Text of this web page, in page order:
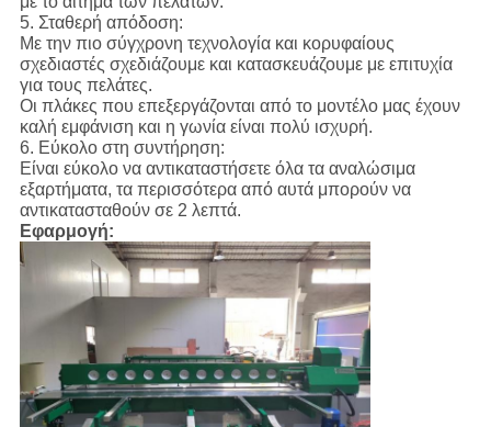
5. Σταθερή απόδοση:
Με την πιο σύγχρονη τεχνολογία και κορυφαίους
σχεδιαστές σχεδιάζουμε και κατασκευάζουμε με επιτυχία
για τους πελάτες.
Οι πλάκες που επεξεργάζονται από το μοντέλο μας έχουν
καλή εμφάνιση και η γωνία είναι πολύ ισχυρή.
6. Εύκολο στη συντήρηση:
Είναι εύκολο να αντικαταστήσετε όλα τα αναλώσιμα
εξαρτήματα, τα περισσότερα από αυτά μπορούν να
αντικατασταθούν σε 2 λεπτά.
Εφαρμογή: